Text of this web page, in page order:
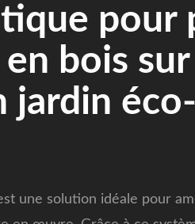
pour
bois
jardin
une solution idéale pour